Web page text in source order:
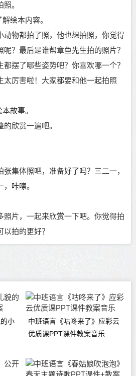
。
绘本内容。
动物都拍了照，他也想拍照，你觉得
？最后是谁帮章鱼先生拍的照片？
摆了哪些姿势吧？你喜欢哪一个？
太厉害啦！大家都要和他一起拍照
故事。
欣赏一遍吧。
集体照吧，准备好了吗？三二一，
咔嚓。
照片，一起来欣赏一下吧。你觉得拍
拍的更好？
小
中班语言《咕咚来了》应彩云
优质课PPT课件教案音乐